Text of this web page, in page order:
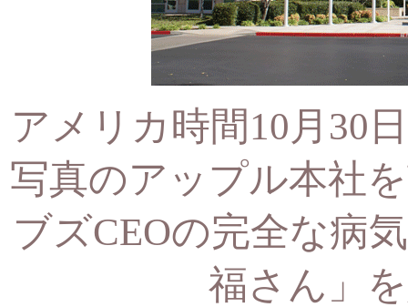
アメリカ時間10月30
写真のアップル本社
ブズCEOの完全な病
福さん」